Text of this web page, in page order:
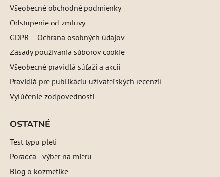
Všeobecné obchodné podmienky
Odstúpenie od zmluvy
GDPR – Ochrana osobných údajov
Zásady používania súborov cookie
Všeobecné pravidlá súťaží a akcií
Pravidlá pre publikáciu užívateľských recenzií
Vylúčenie zodpovednosti
OSTATNÉ
Test typu pleti
Poradca - výber na mieru
Blog o kozmetike